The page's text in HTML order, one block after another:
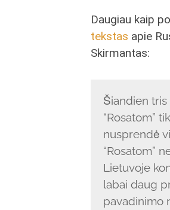
Daugiau kaip
tekstas apie
Skirmantas:
Šiandien tris
“Rosatom”
nusprendė
“Rosatom”
Lietuvoje
labai daug
pavadinimo